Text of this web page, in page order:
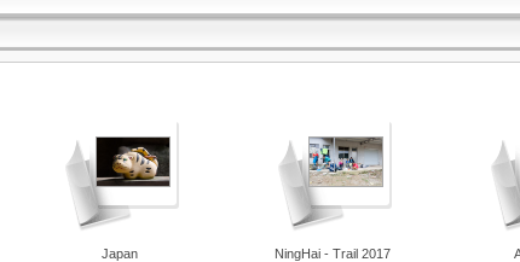
Japan NingHai - Trail 2017